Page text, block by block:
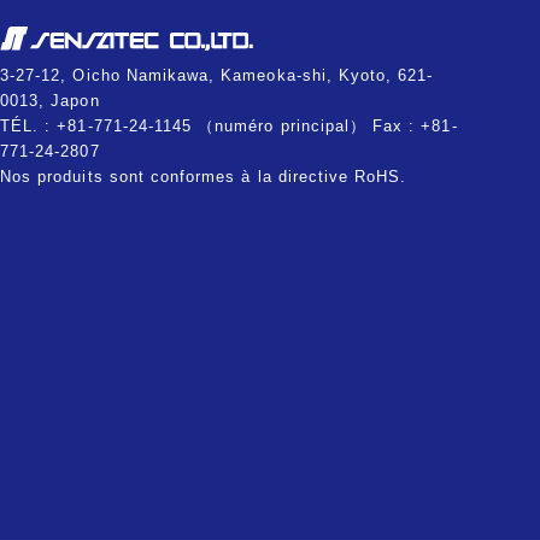
3-27-12, Oicho Namikawa, Kameoka-shi, Kyoto, 621-
0013, Japon
TÉL. : +81-771-24-1145 （numéro principal） Fax : +81-
771-24-2807
Nos produits sont conformes à la directive RoHS.